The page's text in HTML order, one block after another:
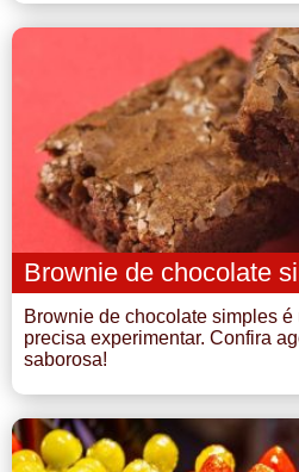
Brownie de chocolate
Brownie de chocolate simples
precisa experimentar. Confira
saborosa!